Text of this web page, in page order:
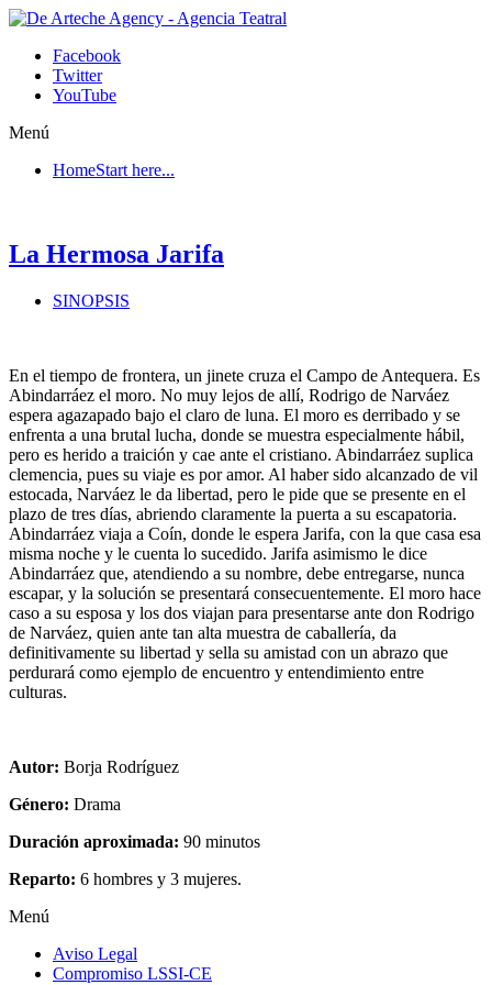
Facebook
Twitter
YouTube
Menú
HomeStart here...
La Hermosa Jarifa
SINOPSIS
En el tiempo de frontera, un jinete cruza el Campo de Antequera. Es
Abindarráez el moro. No muy lejos de allí, Rodrigo de Narváez
espera agazapado bajo el claro de luna. El moro es derribado y se
enfrenta a una brutal lucha, donde se muestra especialmente hábil,
pero es herido a traición y cae ante el cristiano. Abindarráez suplica
clemencia, pues su viaje es por amor. Al haber sido alcanzado de vil
estocada, Narváez le da libertad, pero le pide que se presente en el
plazo de tres días, abriendo claramente la puerta a su escapatoria.
Abindarráez viaja a Coín, donde le espera Jarifa, con la que casa esa
misma noche y le cuenta lo sucedido. Jarifa asimismo le dice
Abindarráez que, atendiendo a su nombre, debe entregarse, nunca
escapar, y la solución se presentará consecuentemente. El moro hace
caso a su esposa y los dos viajan para presentarse ante don Rodrigo
de Narváez, quien ante tan alta muestra de caballería, da
definitivamente su libertad y sella su amistad con un abrazo que
perdurará como ejemplo de encuentro y entendimiento entre
culturas.
Autor: Borja Rodríguez
Género: Drama
Duración aproximada: 90 minutos
Reparto: 6 hombres y 3 mujeres.
Menú
Aviso Legal
Compromiso LSSI-CE